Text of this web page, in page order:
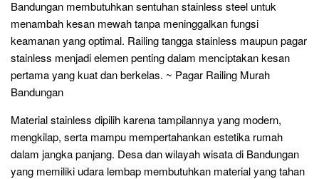
Bandungan membutuhkan sentuhan stainless steel untuk
menambah kesan mewah tanpa meninggalkan fungsi
keamanan yang optimal. Railing tangga stainless maupun pagar
stainless menjadi elemen penting dalam menciptakan kesan
pertama yang kuat dan berkelas. ~ Pagar Railing Murah
Bandungan
Material stainless dipilih karena tampilannya yang modern,
mengkilap, serta mampu mempertahankan estetika rumah
dalam jangka panjang. Desa dan wilayah wisata di Bandungan
yang memiliki udara lembap membutuhkan material yang tahan